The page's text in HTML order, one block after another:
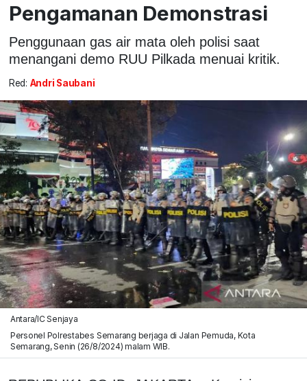
Pengamanan Demonstrasi
Penggunaan gas air mata oleh polisi saat
menangani demo RUU Pilkada menuai kritik.
Red: Andri Saubani
Antara/IC Senjaya
Personel Polrestabes Semarang berjaga di Jalan Pemuda, Kota
Semarang, Senin (26/8/2024) malam WIB.